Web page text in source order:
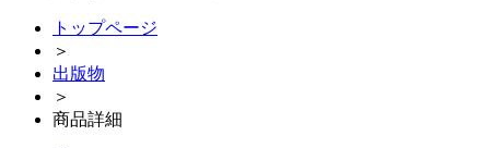
トップページ
＞
出版物
＞
商品詳細